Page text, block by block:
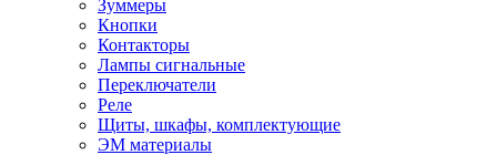
Зуммеры
Кнопки
Контакторы
Лампы сигнальные
Переключатели
Реле
Щиты, шкафы, комплектующие
ЭМ материалы